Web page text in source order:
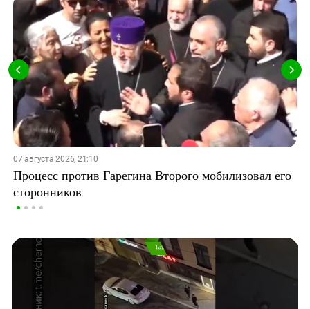
07 августа 2026, 21:10
Процесс против Гарегина Второго мобилизовал его
сторонников